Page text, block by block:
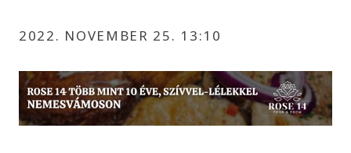
2022. NOVEMBER 25. 13:10